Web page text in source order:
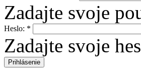
Zadajte svoje
Heslo: *
Zadajte svoje